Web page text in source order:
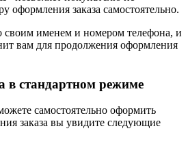
оформления заказа самостоятельно.
своим именем и номером телефона, и
вам для продолжения оформления
в стандартном режиме
самостоятельно оформить
заказа вы увидите следующие